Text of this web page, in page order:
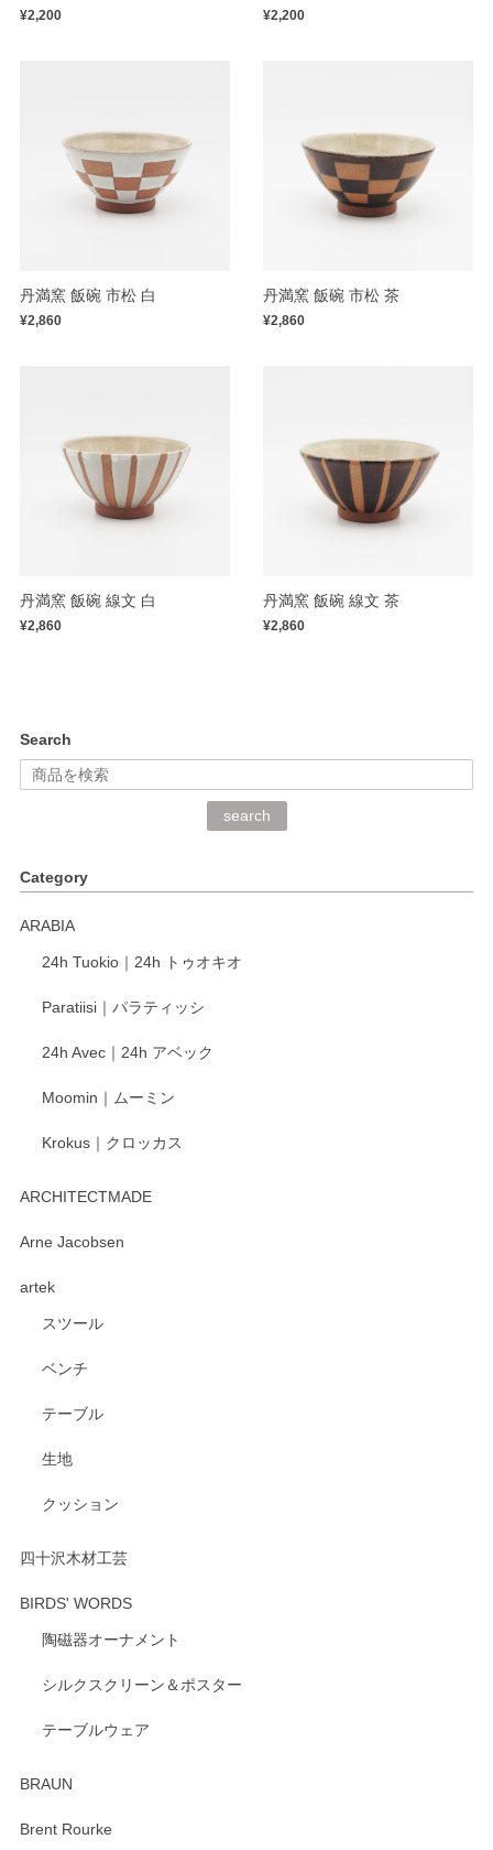
¥2,200 ¥2,200
丹満窯 飯碗 市松 白
¥2,860
丹満窯 飯碗 市松 茶
¥2,860
丹満窯 飯碗 線文 白
¥2,860
丹満窯 飯碗 線文 茶
¥2,860
Search
search
Category
ARABIA
24h Tuokio｜24h トゥオキオ
Paratiisi｜パラティッシ
24h Avec｜24h アベック
Moomin｜ムーミン
Krokus｜クロッカス
ARCHITECTMADE
Arne Jacobsen
artek
スツール
ベンチ
テーブル
生地
クッション
四十沢木材工芸
BIRDS' WORDS
陶磁器オーナメント
シルクスクリーン＆ポスター
テーブルウェア
BRAUN
Brent Rourke